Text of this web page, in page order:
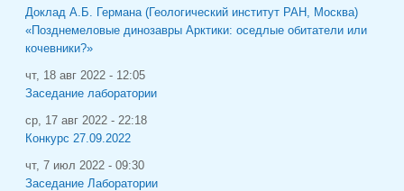
Доклад А.Б. Германа (Геологический институт РАН, Москва)
«Позднемеловые динозавры Арктики: оседлые обитатели или
кочевники?»
чт, 18 авг 2022 - 12:05
Заседание лаборатории
ср, 17 авг 2022 - 22:18
Конкурс 27.09.2022
чт, 7 июл 2022 - 09:30
Заседание Лаборатории